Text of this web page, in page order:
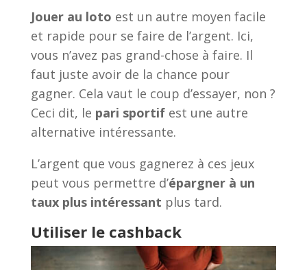
Jouer au loto est un autre moyen facile
et rapide pour se faire de l’argent. Ici,
vous n’avez pas grand-chose à faire. Il
faut juste avoir de la chance pour
gagner. Cela vaut le coup d’essayer, non ?
Ceci dit, le pari sportifest une autre
alternative intéressante.
L’argent que vous gagnerez à ces jeux
peut vous permettre d’épargner à un
taux plus intéressant plus tard.
Utiliser le cashback